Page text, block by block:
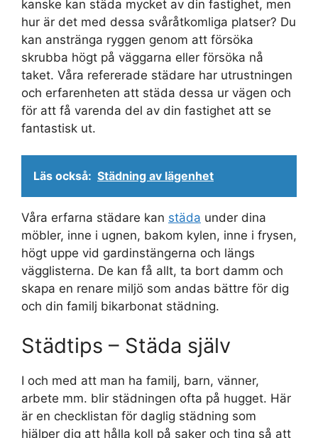
kanske kan städa mycket av din fastighet, men
hur är det med dessa svåråtkomliga platser? Du
kan anstränga ryggen genom att försöka
skrubba högt på väggarna eller försöka nå
taket. Våra refererade städare har utrustningen
och erfarenheten att städa dessa ur vägen och
för att få varenda del av din fastighet att se
fantastisk ut.
Läs också: Städning av lägenhet
Våra erfarna städare kan städa under dina
möbler, inne i ugnen, bakom kylen, inne i frysen,
högt uppe vid gardinstängerna och längs
vägglisterna. De kan få allt, ta bort damm och
skapa en renare miljö som andas bättre för dig
och din familj bikarbonat städning.
Städtips – Städa själv
I och med att man ha familj, barn, vänner,
arbete mm. blir städningen ofta på hugget. Här
är en checklistan för daglig städning som
hjälper dig att hålla koll på saker och ting så att